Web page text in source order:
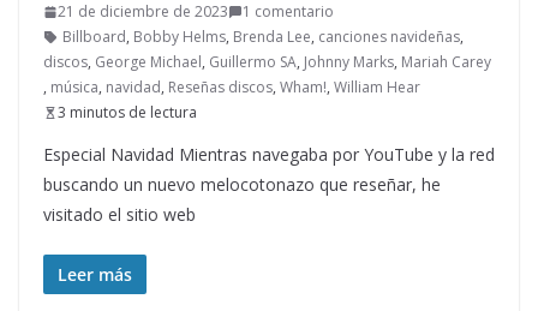
21 de diciembre de 2023
1 comentario
Billboard, Bobby Helms, Brenda Lee, canciones navideñas,
discos, George Michael, Guillermo SA, Johnny Marks, Mariah Carey
, música, navidad, Reseñas discos, Wham!, William Hear
3 minutos de lectura
Especial Navidad Mientras navegaba por YouTube y la red
buscando un nuevo melocotonazo que reseñar, he
visitado el sitio web
Leer más